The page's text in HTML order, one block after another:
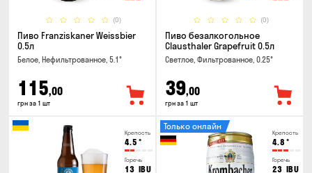
(0)
Пиво Franziskaner Weissbier
0.5л
Белое, Нефильтрованное, 5.1°
115,00
грн за 1 шт
(0)
Пиво безалкогольное
Clausthaler Grapefruit 0.5л
Светлое, Фильтрованное, 0.25°
39,00
грн за 1 шт
Крепость
4.5 °
Горечь
13 IBU
Крепость
4.8 °
Горечь
23 IBU
Только онлайн